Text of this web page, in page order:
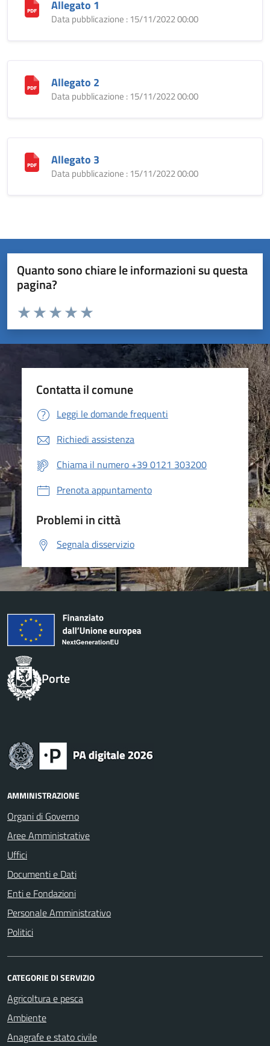
Allegato 1
Data pubblicazione : 15/11/2022 00:00
Allegato 2
Data pubblicazione : 15/11/2022 00:00
Allegato 3
Data pubblicazione : 15/11/2022 00:00
Quanto sono chiare le informazioni su questa
pagina?
Valuta da 1 a 5 stelle la pagina
Valuta 5 stelle su 5
Valuta 4 stelle su 5
Valuta 3 stelle su 5
Valuta 2 stelle su 5
Valuta 1 stelle su 5
Contatta il comune
Leggi le domande frequenti
Richiedi assistenza
Chiama il numero +39 0121 303200
Prenota appuntamento
Problemi in città
Segnala disservizio
Porte
AMMINISTRAZIONE
Organi di Governo
Aree Amministrative
Uffici
Documenti e Dati
Enti e Fondazioni
Personale Amministrativo
Politici
CATEGORIE DI SERVIZIO
Agricoltura e pesca
Ambiente
Anagrafe e stato civile